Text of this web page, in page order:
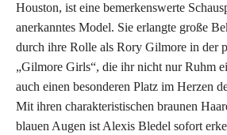
Houston, ist eine bemerkenswerte
anerkanntes Model. Sie erlangte große
durch ihre Rolle als Rory Gilmore in der
„Gilmore Girls“, die ihr nicht nur Ruhm
auch einen besonderen Platz im Herzen
Mit ihren charakteristischen braunen
blauen Augen ist Alexis Bledel sofort